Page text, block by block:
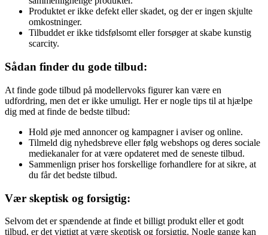
Produktet er ikke defekt eller skadet, og der er ingen skjulte
omkostninger.
Tilbuddet er ikke tidsfølsomt eller forsøger at skabe kunstig
scarcity.
Sådan finder du gode tilbud:
At finde gode tilbud på modellervoks figurer kan være en
udfordring, men det er ikke umuligt. Her er nogle tips til at hjælpe
dig med at finde de bedste tilbud:
Hold øje med annoncer og kampagner i aviser og online.
Tilmeld dig nyhedsbreve eller følg webshops og deres sociale
mediekanaler for at være opdateret med de seneste tilbud.
Sammenlign priser hos forskellige forhandlere for at sikre, at
du får det bedste tilbud.
Vær skeptisk og forsigtig:
Selvom det er spændende at finde et billigt produkt eller et godt
tilbud, er det vigtigt at være skeptisk og forsigtig. Nogle gange kan